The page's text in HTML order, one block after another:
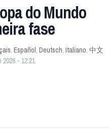
do Mundo
fase
, Español, Deutsch, Italiano, 中文
- 12:21